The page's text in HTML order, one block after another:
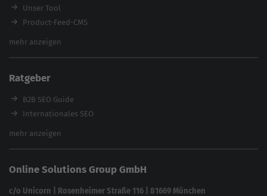
Workshops
Unser Tool
Product-Feed-CMS
Website Analyse
Backlink-Check
Ladezeiten-Check
Brand Protection Tool
Website SEO Check
feed2content.ai
mehr anzeigen
Ratgeber
B2B SEO Guide
Internationales SEO
eCommerce SEO
In ChatGPT gefunden werden
Linkbuilding 2025
mehr anzeigen
Online Solutions Group GmbH
c/o Unicorn | Rosenheimer Straße 116 | 81669 München